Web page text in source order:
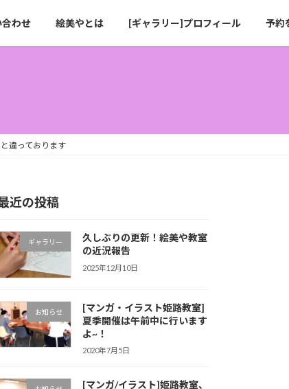
合わせ 絵美やとは [ギャラリー]プロフィール 予約
違っております
近の投稿
ギャラリー
久しぶりの更新！絵美や教室
の近況報告
2025年12月10日
お知らせ
[マンガ・イラスト姫路教室]
夏季開催は午前中に行います
よ~！
2020年7月5日
[マンガ/イラスト]姫路教室、